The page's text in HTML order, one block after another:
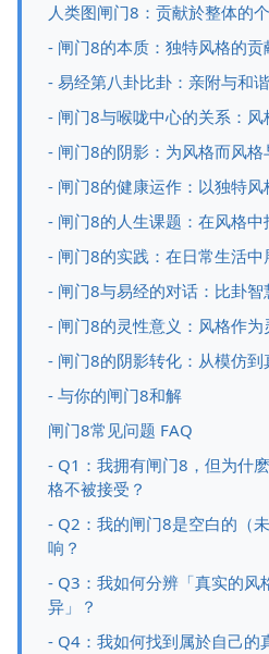
人类图闸门8：贡献於整体的
- 闸门8的本质：独特风格的贡
- 易经第八卦比卦：亲附与和
- 闸门8与喉咙中心的关系：风
- 闸门8的阴影：为风格而风格
- 闸门8的健康运作：以独特风
- 闸门8的人生课题：在风格
- 闸门8的实践：在日常生活中
- 闸门8与易经的对话：比卦
- 闸门8的灵性意义：风格作为
- 闸门8的阴影转化：从模仿
- 与你的闸门8和解
闸门8常见问题 FAQ
- Q1：我拥有闸门8，但为什
格不被接受？
- Q2：我的闸门8是空白的（
响？
- Q3：我如何分辨「真实的风
异」？
- Q4：我如何找到属於自己的